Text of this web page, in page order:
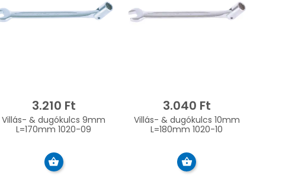
3.210 Ft
Villás- & dugókulcs 9mm
L=170mm 1020-09
3.040 Ft
Villás- & dugókulcs 10mm
L=180mm 1020-10